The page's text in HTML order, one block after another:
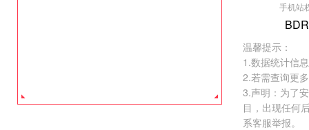
手机站
温馨提示：
1.数据统计信
2.若需查询更
3.声明：为了
目，出现任何
系客服举报。
权重:BDR2
去看看 >